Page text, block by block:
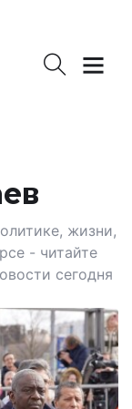
жизни,
- читайте
сегодня